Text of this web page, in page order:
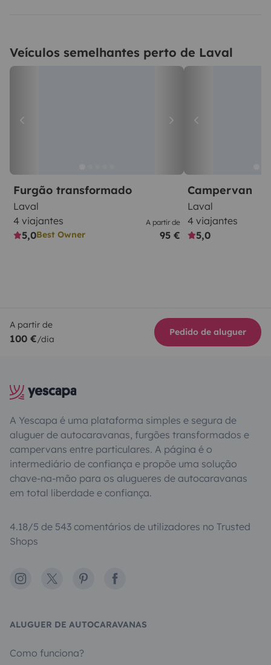
Veículos semelhantes perto de Laval
Furgão transformado
Laval
4 viajantes
5,0Best Owner
A partir de
95 €
Campervan
Laval
4 viajantes
5,0
A partir de
100 €/dia
Pedido de aluguer
A Yescapa é uma plataforma simples e segura de
aluguer de autocaravanas, furgões transformados e
campervans entre particulares. A página é o
intermediário de confiança e propõe uma solução
chave-na-mão para os alugueres de autocaravanas
em total liberdade e confiança.
4.18/5 de 543 comentários de utilizadores no Trusted
Shops
Instagram
X PinterestFacebook
ALUGUER DE AUTOCARAVANAS
Como funciona?